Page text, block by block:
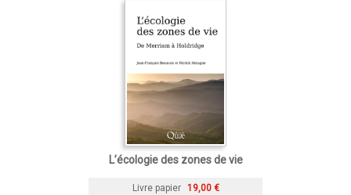
L’écologie des zones de vie
Livre papier 19,00 €